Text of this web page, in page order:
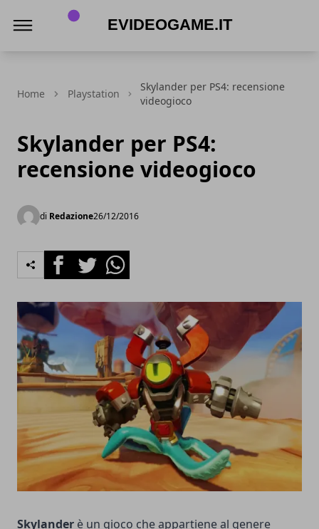
Home Playstation
Skylander per PS4: recensione
videogioco
Skylander per PS4:
recensione videogioco
di Redazione26/12/2016
FacebookTwitterWhatsapp
Skylander è un gioco che appartiene al genere